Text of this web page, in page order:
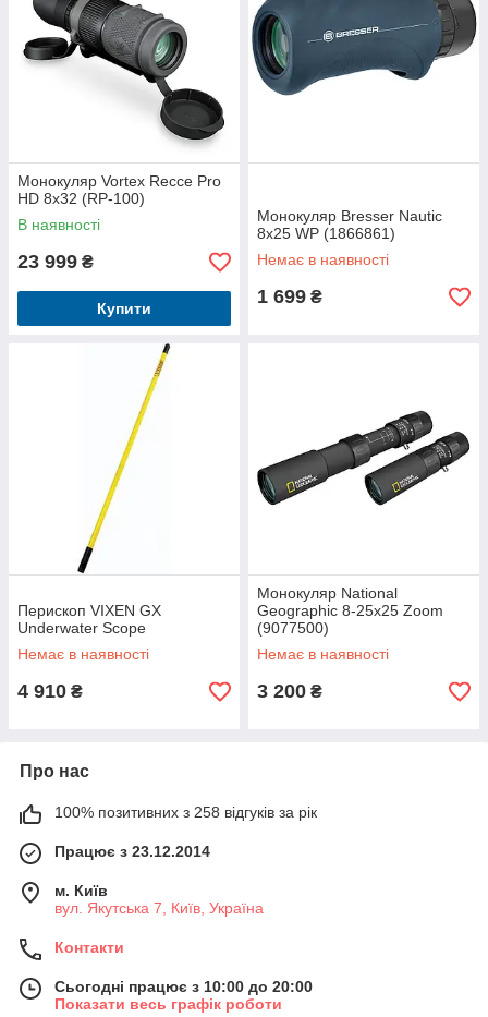
Монокуляр Vortex Recce Pro
HD 8x32 (RP-100)
В наявності
23 999 ₴
Купити
Монокуляр Bresser Nautic
8x25 WP (1866861)
Немає в наявності
1 699 ₴
Перископ VIXEN GX
Underwater Scope
Немає в наявності
4 910 ₴
Монокуляр National
Geographic 8-25x25 Zoom
(9077500)
Немає в наявності
3 200 ₴
Про нас
100% позитивних з 258 відгуків за рік
Працює з 23.12.2014
м. Київ
вул. Якутська 7, Київ, Україна
Контакти
Сьогодні працює з 10:00 до 20:00
Показати весь графік роботи